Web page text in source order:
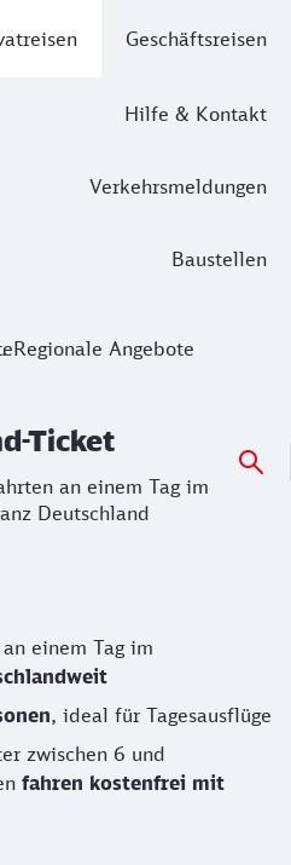
Geschäftsreisen
Hilfe & Kontakt
Verkehrsmeldungen
Baustellen
Ticket
an einem Tag im
Regionale Angebote
Ticket
an einem Tag im
Deutschland
einem Tag im
, ideal für Tagesausflüge
zwischen 6 und
fahren kostenfrei mit